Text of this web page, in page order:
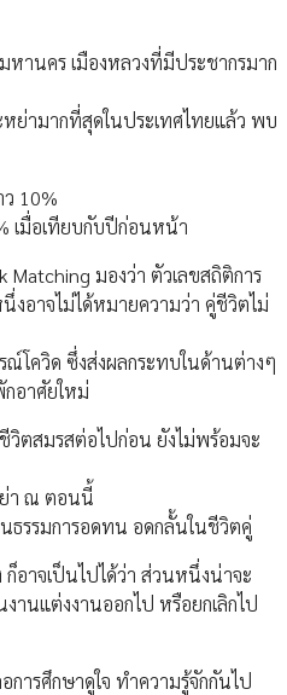
หานคร เมืองหลวงที่มีประชากรมาก
ย่ามากที่สุดในประเทศไทยแล้ว พบ
10%
เมื่อเทียบกับปีก่อนหน้า
Matching มองว่า ตัวเลขสถิติการ
อาจไม่ได้หมายความว่า คู่ชีวิตไม่
ณ์โควิด ซึ่งส่งผลกระทบในด้านต่างๆ
กอาศัยใหม่
วิตสมรสต่อไปก่อน ยังไม่พร้อมจะ
ย่า ณ ตอนนี้
ธรรมการอดทน อดกลั้นในชีวิตคู่
อาจเป็นไปได้ว่า ส่วนหนึ่งน่าจะ
านแต่งงานออกไป หรือยกเลิกไป
ารศึกษาดูใจ ทำความรู้จักกันไป